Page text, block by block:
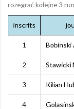
rozegrać kolejne 3
inscrits
1 Bobinski
2 Stawicki
3 Kilian
4